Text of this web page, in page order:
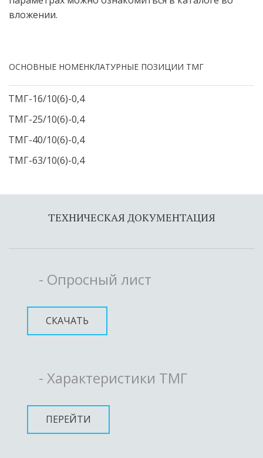
вложении.
ОСНОВНЫЕ НОМЕНКЛАТУРНЫЕ ПОЗИЦИИ ТМГ
ТМГ-16/10(6)-0,4
ТМГ-25/10(6)-0,4
ТМГ-40/10(6)-0,4
ТМГ-63/10(6)-0,4
ТЕХНИЧЕСКАЯ ДОКУМЕНТАЦИЯ
- Опросный лист
СКАЧАТЬ
- Характеристики ТМГ
ПЕРЕЙТИ